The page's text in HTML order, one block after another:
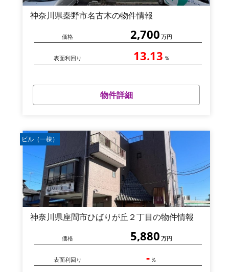
神奈川県秦野市名古木の物件情報
価格 2,700 万円
表面利回り 13.13 ％
物件詳細
ビル（一棟）
神奈川県座間市ひばりが丘２丁目の物件情報
価格 5,880 万円
表面利回り - ％